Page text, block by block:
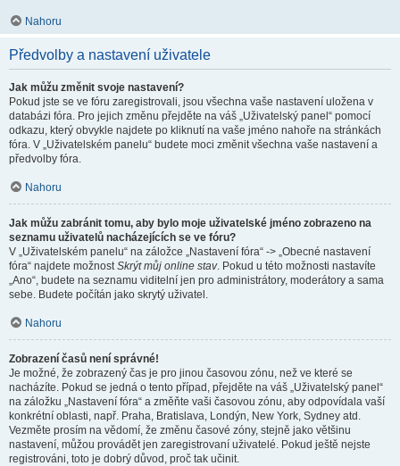
Nahoru
Předvolby a nastavení uživatele
Jak můžu změnit svoje nastavení?
Pokud jste se ve fóru zaregistrovali, jsou všechna vaše nastavení uložena v
databázi fóra. Pro jejich změnu přejděte na váš „Uživatelský panel“ pomocí
odkazu, který obvykle najdete po kliknutí na vaše jméno nahoře na stránkách
fóra. V „Uživatelském panelu“ budete moci změnit všechna vaše nastavení a
předvolby fóra.
Nahoru
Jak můžu zabránit tomu, aby bylo moje uživatelské jméno zobrazeno na
seznamu uživatelů nacházejících se ve fóru?
V „Uživatelském panelu“ na záložce „Nastavení fóra“ -> „Obecné nastavení
fóra“ najdete možnostSkrýt můj online stav. Pokud u této možnosti nastavíte
„Ano“, budete na seznamu viditelní jen pro administrátory, moderátory a sama
sebe. Budete počítán jako skrytý uživatel.
Nahoru
Zobrazení časů není správné!
Je možné, že zobrazený čas je pro jinou časovou zónu, než ve které se
nacházíte. Pokud se jedná o tento případ, přejděte na váš „Uživatelský panel“
na záložku „Nastavení fóra“ a změňte vaši časovou zónu, aby odpovídala vaší
konkrétní oblasti, např. Praha, Bratislava, Londýn, New York, Sydney atd.
Vezměte prosím na vědomí, že změnu časové zóny, stejně jako většinu
nastavení, můžou provádět jen zaregistrovaní uživatelé. Pokud ještě nejste
registrováni, toto je dobrý důvod, proč tak učinit.